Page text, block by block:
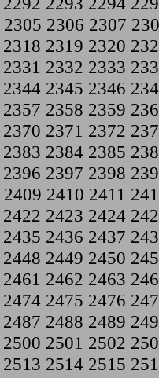
2305 2306 2307
2318 2319 2320
2331 2332 2333
2344 2345 2346
2357 2358 2359
2370 2371 2372
2383 2384 2385
2396 2397 2398
2409 2410 2411
2422 2423 2424
2435 2436 2437
2448 2449 2450
2461 2462 2463
2474 2475 2476
2487 2488 2489
2500 2501 2502
2513 2514 2515